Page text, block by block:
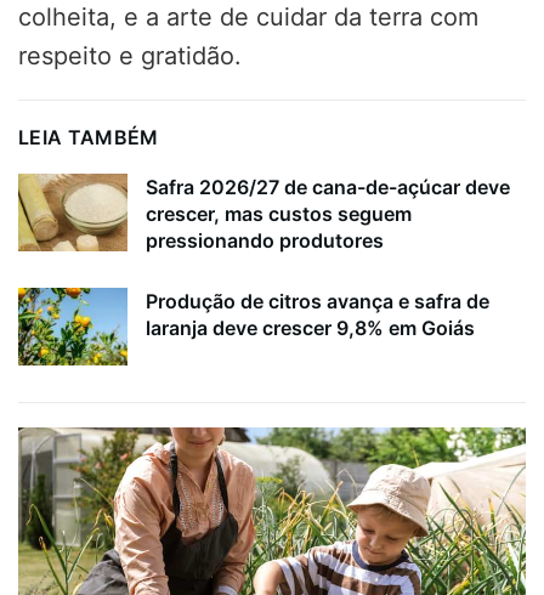
colheita, e a arte de cuidar da terra com
respeito e gratidão.
LEIA TAMBÉM
Safra 2026/27 de cana-de-açúcar deve
crescer, mas custos seguem
pressionando produtores
Produção de citros avança e safra de
laranja deve crescer 9,8% em Goiás